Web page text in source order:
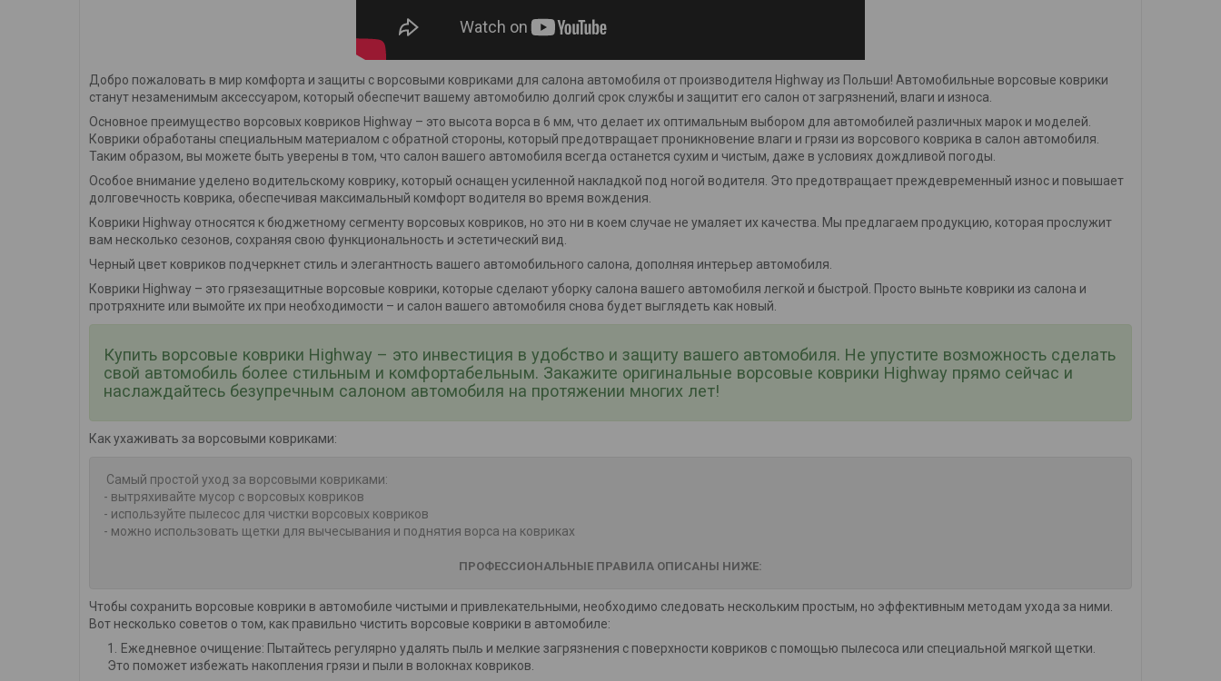
Добро пожаловать в мир комфорта и защиты с ворсовыми ковриками для салона автомобиля от производителя Highway из Польши! Автомобильные ворсовые коврики
станут незаменимым аксессуаром, который обеспечит вашему автомобилю долгий срок службы и защитит его салон от загрязнений, влаги и износа.
Основное преимущество ворсовых ковриков Highway – это высота ворса в 6 мм, что делает их оптимальным выбором для автомобилей различных марок и моделей.
Коврики обработаны специальным материалом с обратной стороны, который предотвращает проникновение влаги и грязи из ворсового коврика в салон автомобиля.
Таким образом, вы можете быть уверены в том, что салон вашего автомобиля всегда останется сухим и чистым, даже в условиях дождливой погоды.
Особое внимание уделено водительскому коврику, который оснащен усиленной накладкой под ногой водителя. Это предотвращает преждевременный износ и повышает
долговечность коврика, обеспечивая максимальный комфорт водителя во время вождения.
Коврики Highway относятся к бюджетному сегменту ворсовых ковриков, но это ни в коем случае не умаляет их качества. Мы предлагаем продукцию, которая прослужит
вам несколько сезонов, сохраняя свою функциональность и эстетический вид.
Черный цвет ковриков подчеркнет стиль и элегантность вашего автомобильного салона, дополняя интерьер автомобиля.
Коврики Highway – это грязезащитные ворсовые коврики, которые сделают уборку салона вашего автомобиля легкой и быстрой. Просто выньте коврики из салона и
протряхните или вымойте их при необходимости – и салон вашего автомобиля снова будет выглядеть как новый.
Купить ворсовые коврики Highway – это инвестиция в удобство и защиту вашего автомобиля. Не упустите возможность сделать
свой автомобиль более стильным и комфортабельным. Закажите оригинальные ворсовые коврики Highway прямо сейчас и
наслаждайтесь безупречным салоном автомобиля на протяжении многих лет!
Как ухаживать за ворсовыми ковриками:
Самый простой уход за ворсовыми ковриками:
- вытряхивайте мусор с ворсовых ковриков
- используйте пылесос для чистки ворсовых ковриков
- можно использовать щетки для вычесывания и поднятия ворса на ковриках
ПРОФЕССИОНАЛЬНЫЕ ПРАВИЛА ОПИСАНЫ НИЖЕ:
Чтобы сохранить ворсовые коврики в автомобиле чистыми и привлекательными, необходимо следовать нескольким простым, но эффективным методам ухода за ними.
Вот несколько советов о том, как правильно чистить ворсовые коврики в автомобиле:
Ежедневное очищение: Пытайтесь регулярно удалять пыль и мелкие загрязнения с поверхности ковриков с помощью пылесоса или специальной мягкой щетки.
Это поможет избежать накопления грязи и пыли в волокнах ковриков.